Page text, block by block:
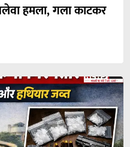
हमला, गला काटकर